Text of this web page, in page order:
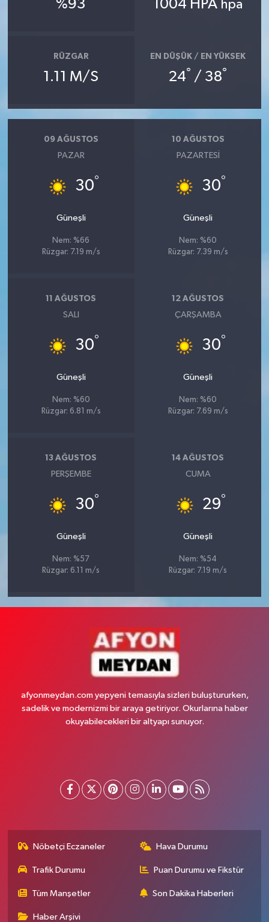
%93 1004 HPA hpa
RÜZGAR
1.11 M/S
EN DÜŞÜK / EN YÜKSEK
24° / 38°
09 AĞUSTOS
PAZAR
30°
Güneşli
Nem: %66
Rüzgar: 7.19 m/s
10 AĞUSTOS
PAZARTESI
30°
Güneşli
Nem: %60
Rüzgar: 7.39 m/s
11 AĞUSTOS
SALI
30°
Güneşli
Nem: %60
Rüzgar: 6.81 m/s
12 AĞUSTOS
ÇARŞAMBA
30°
Güneşli
Nem: %60
Rüzgar: 7.69 m/s
13 AĞUSTOS
PERŞEMBE
30°
Güneşli
Nem: %57
Rüzgar: 6.11 m/s
14 AĞUSTOS
CUMA
29°
Güneşli
Nem: %54
Rüzgar: 7.19 m/s
afyonmeydan.com yepyeni temasıyla sizleri buluştururken,
sadelik ve modernizmi bir araya getiriyor. Okurlarına haber
okuyabilecekleri bir altyapı sunuyor.
Nöbetçi Eczaneler Hava Durumu
Trafik Durumu Puan Durumu ve Fikstür
Tüm Manşetler Son Dakika Haberleri
Haber Arşivi